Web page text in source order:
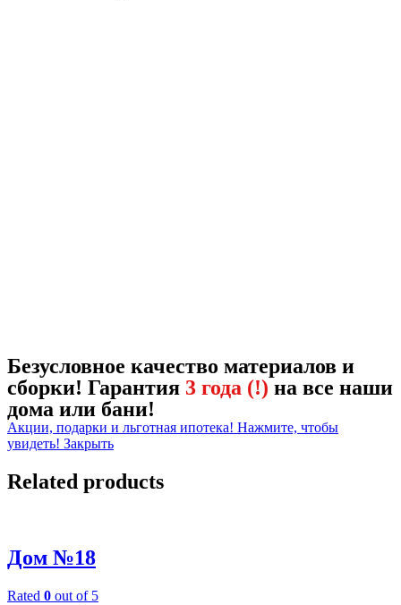
Безусловное качество материалов и
сборки! Гарантия 3 года (!) на все наши
дома или бани!
Акции, подарки и льготная ипотека! Нажмите, чтобы
увидеть! Закрыть
Related products
Дом №18
Rated 0 out of 5